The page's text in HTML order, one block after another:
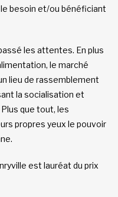
besoin et/ou bénéficiant
les attentes. En plus
le marché
lieu de rassemblement
la socialisation et
que tout, les
propres yeux le pouvoir
est lauréat du prix